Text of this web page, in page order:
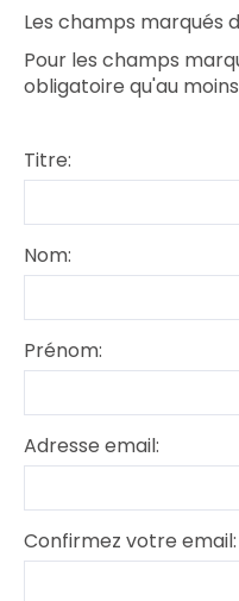
Les champs marqués
Pour les champs
obligatoire qu'au
Titre:
Nom:
Prénom:
Adresse email:
Confirmez votre email: